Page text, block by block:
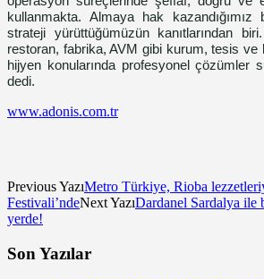
kullanmakta. Almaya hak
strateji yürüttüğümüzün kanıtlarından
restoran, fabrika, AVM gibi kurum, tesis
hijyen konularında profesyonel çözümler
dedi.
www.adonis.com.tr
Previous YazıMetro Türkiye, Rioba
Festivali’ndeNext YazıDardanel Sardalya ile
yerde!
Son Yazılar